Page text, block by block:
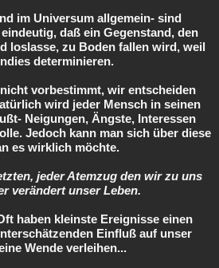
im Universum allgemein- sind
daß ein Gegenstand, den
loslasse, zu Boden fallen wird, weil
determinieren.
vorbestimmt, wir entscheiden
wird jeder Mensch in seinen
Neigungen, Ängste, Interessen
Jedoch kann man sich über diese
es wirklich möchte.
jeder Atemzug den wir zu uns
verändert unser Leben.
haben kleinste Ereignisse einen
Einfluß auf unser
Wende verleihen...